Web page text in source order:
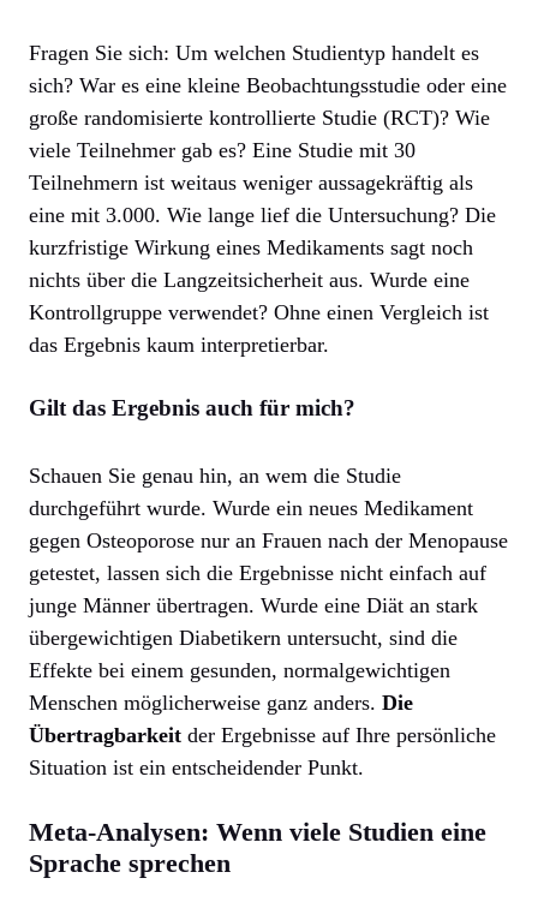
Fragen Sie sich: Um welchen Studientyp handelt es
sich? War es eine kleine Beobachtungsstudie oder eine
große randomisierte kontrollierte Studie (RCT)? Wie
viele Teilnehmer gab es? Eine Studie mit 30
Teilnehmern ist weitaus weniger aussagekräftig als
eine mit 3.000. Wie lange lief die Untersuchung? Die
kurzfristige Wirkung eines Medikaments sagt noch
nichts über die Langzeitsicherheit aus. Wurde eine
Kontrollgruppe verwendet? Ohne einen Vergleich ist
das Ergebnis kaum interpretierbar.
Gilt das Ergebnis auch für mich?
Schauen Sie genau hin, an wem die Studie
durchgeführt wurde. Wurde ein neues Medikament
gegen Osteoporose nur an Frauen nach der Menopause
getestet, lassen sich die Ergebnisse nicht einfach auf
junge Männer übertragen. Wurde eine Diät an stark
übergewichtigen Diabetikern untersucht, sind die
Effekte bei einem gesunden, normalgewichtigen
Menschen möglicherweise ganz anders. Die
Übertragbarkeit der Ergebnisse auf Ihre persönliche
Situation ist ein entscheidender Punkt.
Meta-Analysen: Wenn viele Studien eine
Sprache sprechen